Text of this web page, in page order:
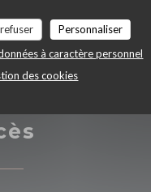
Personnaliser
à caractère personnel
des cookies